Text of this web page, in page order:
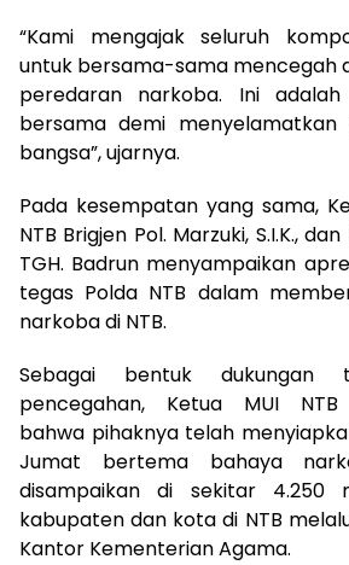
“Kami mengajak seluruh
untuk bersama-sama mencegah
peredaran narkoba. Ini
bersama demi menyelamatkan
bangsa”, ujarnya.
Pada kesempatan yang sama,
NTB Brigjen Pol. Marzuki, S.I.K.,
TGH. Badrun menyampaikan
tegas Polda NTB dalam
narkoba di NTB.
Sebagai bentuk dukungan
pencegahan, Ketua MUI NTB
bahwa pihaknya telah
Jumat bertema bahaya
disampaikan di sekitar 4.250
kabupaten dan kota di NTB
Kantor Kementerian Agama.